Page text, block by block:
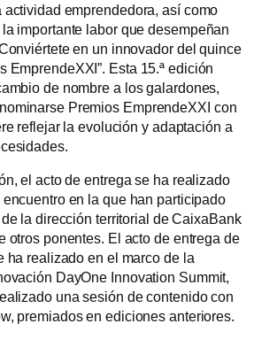
actividad emprendedora, así como
importante labor que desempeñan
en un innovador del quince
EmprendeXXI”. Esta 15.ª edición
de nombre a los galardones,
Premios EmprendeXXI con
reflejar la evolución y adaptación a
el acto de entrega se ha realizado
en la que han participado
la dirección territorial de CaixaBank
otros ponentes. El acto de entrega de
ha realizado en el marco de la
DayOne Innovation Summit,
una sesión de contenido con
premiados en ediciones anteriores.